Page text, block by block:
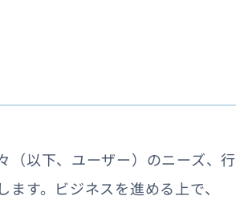
（以下、ユーザー）のニーズ、行
す。ビジネスを進める上で、